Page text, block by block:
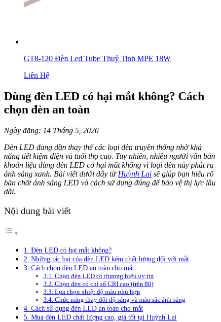
GT8-120 Đèn Led Tube Thuỷ Tinh MPE 18W
Liên Hệ
Dùng đèn LED có hại mắt không? Cách
chọn đèn an toàn
Ngày đăng: 14 Tháng 5, 2026
Đèn LED đang dần thay thế các loại đèn truyền thống nhờ khả
năng tiết kiệm điện và tuổi thọ cao. Tuy nhiên, nhiều người vẫn băn
khoăn liệu dùng đèn LED có hại mắt không vì loại đèn này phát ra
ánh sáng xanh. Bài viết dưới đây từ Huỳnh Lai sẽ giúp bạn hiểu rõ
bản chất ánh sáng LED và cách sử dụng đúng để bảo vệ thị lực lâu
dài.
Nội dung bài viết
1. Đèn LED có hại mắt không?
2. Những tác hại của đèn LED kém chất lượng đối với mắt
3. Cách chọn đèn LED an toàn cho mắt
3.1. Chọn đèn LED có thương hiệu uy tín
3.2. Chọn đèn có chỉ số CRI cao (trên 80)
3.3. Lựa chọn nhiệt độ màu phù hợp
3.4. Chức năng thay đổi độ sáng và màu sắc ánh sáng
4. Cách sử dụng đèn LED an toàn cho mắt
5. Mua đèn LED chất lượng cao, giá tốt tại Huỳnh Lai